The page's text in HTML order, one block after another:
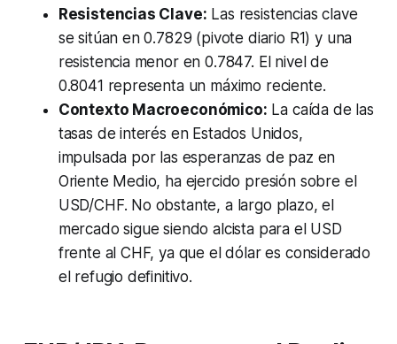
Resistencias Clave: Las resistencias clave
se sitúan en 0.7829 (pivote diario R1) y una
resistencia menor en 0.7847. El nivel de
0.8041 representa un máximo reciente.
Contexto Macroeconómico: La caída de las
tasas de interés en Estados Unidos,
impulsada por las esperanzas de paz en
Oriente Medio, ha ejercido presión sobre el
USD/CHF. No obstante, a largo plazo, el
mercado sigue siendo alcista para el USD
frente al CHF, ya que el dólar es considerado
el refugio definitivo.